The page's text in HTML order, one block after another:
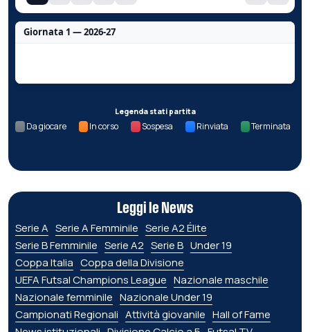
Giornata 1 — 2026-27
Legenda stati partita
Da giocare In corso Sospesa Rinviata Terminata
Leggi le News
Serie A Serie A Femminile Serie A2 Élite
Serie B Femminile Serie A2 Serie B Under 19
Coppa Italia Coppa della Divisione
UEFA Futsal Champions League Nazionale maschile
Nazionale femminile Nazionale Under 19
Campionati Regionali Attività giovanile Hall of Fame